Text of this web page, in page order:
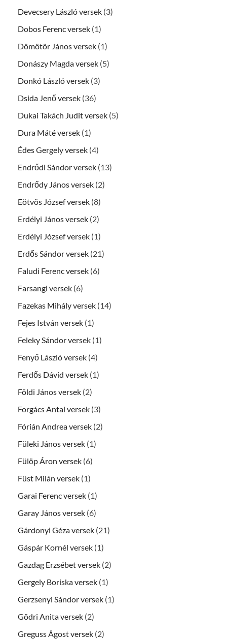
Devecsery László versek (3)
Dobos Ferenc versek (1)
Dömötör János versek (1)
Donászy Magda versek (5)
Donkó László versek (3)
Dsida Jenő versek (36)
Dukai Takách Judit versek (5)
Dura Máté versek (1)
Édes Gergely versek (4)
Endrődi Sándor versek (13)
Endrődy János versek (2)
Eötvös József versek (8)
Erdélyi János versek (2)
Erdélyi József versek (1)
Erdős Sándor versek (21)
Faludi Ferenc versek (6)
Farsangi versek (6)
Fazekas Mihály versek (14)
Fejes István versek (1)
Feleky Sándor versek (1)
Fenyő László versek (4)
Ferdős Dávid versek (1)
Földi János versek (2)
Forgács Antal versek (3)
Fórián Andrea versek (2)
Füleki János versek (1)
Fülöp Áron versek (6)
Füst Milán versek (1)
Garai Ferenc versek (1)
Garay János versek (6)
Gárdonyi Géza versek (21)
Gáspár Kornél versek (1)
Gazdag Erzsébet versek (2)
Gergely Boriska versek (1)
Gerzsenyi Sándor versek (1)
Gödri Anita versek (2)
Greguss Ágost versek (2)